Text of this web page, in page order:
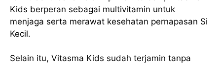
Kids berperan sebagai multivitamin untuk
menjaga serta merawat kesehatan pernapasan Si
Kecil.
Selain itu, Vitasma Kids sudah terjamin tanpa